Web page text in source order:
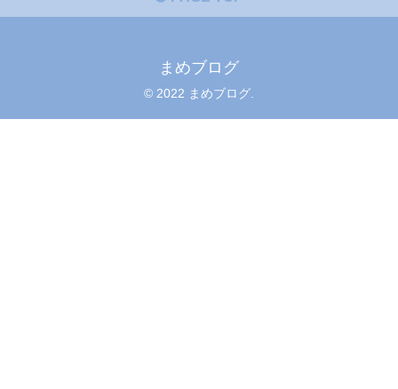
まめブログ
© 2022 まめブログ.